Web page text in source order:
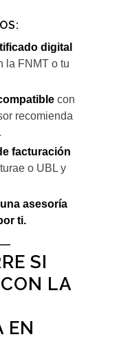
digital
la FNMT o tu
con
recomienda
facturación
o UBL y
asesoría
ti.
SI
LA
EN